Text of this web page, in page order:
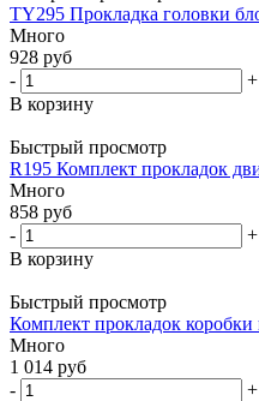
TY295 Прокладка головки
Много
928 руб
-
+
В корзину
Быстрый просмотр
R195 Комплект прокладок
Много
858 руб
-
+
В корзину
Быстрый просмотр
Комплект прокладок коробки
Много
1 014 руб
-
+